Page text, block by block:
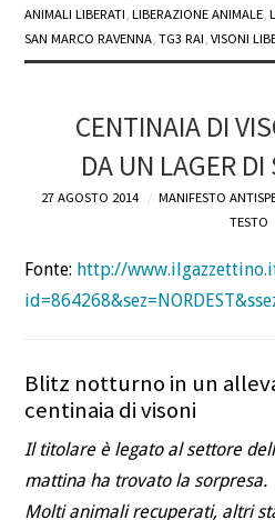
ANIMALI LIBERATI,LIBERAZIONE ANIMALE,
SAN MARCO RAVENNA,TG3 RAI,VISONI
CENTINAIA DI
DA UN LAGER DI
27 AGOSTO 2014 MANIFESTO
TESTO
Fonte: http://
Blitz notturno in un
centinaia di visoni
Il titolare è legato al settore
mattina ha trovato la sorpresa.
Molti animali recuperati, altri